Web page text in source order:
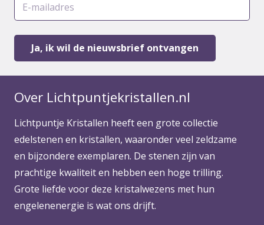
Over Lichtpuntjekristallen.nl
Lichtpuntje Kristallen heeft een grote collectie
edelstenen en kristallen, waaronder veel zeldzame
en bijzondere exemplaren. De stenen zijn van
prachtige kwaliteit en hebben een hoge trilling.
Grote liefde voor deze kristalwezens met hun
engelenenergie is wat ons drijft.